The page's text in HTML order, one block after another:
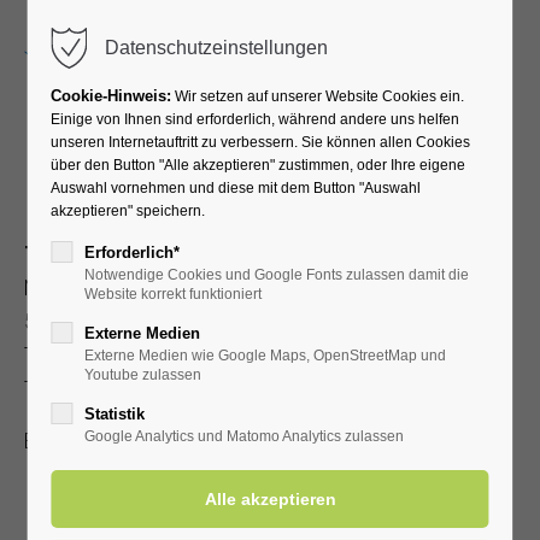
Newsletter bestellen
Tourist-Information
Nordstraße 2b
59597 Bad Westernkotten
Telefon: 0 29 43 . 976 58 10
Telefax: 0 29 43 . 976 58 14
Email: info@badwesternkotten.de
Datenschutzeinstellungen
Cookie-Hinweis: Wir setzen auf unserer Website Cookies ein.
Einige von Ihnen sind erforderlich, während andere uns helfen
unseren Internetauftritt zu verbessern. Sie können allen Cookies
über den Button "Alle akzeptieren" zustimmen, oder Ihre eigene
Auswahl vornehmen und diese mit dem Button "Auswahl
akzeptieren" speichern.
Erforderlich*
Notwendige Cookies und Google Fonts zulassen damit die
Website korrekt funktioniert
Externe Medien
Externe Medien wie Google Maps, OpenStreetMap und
Youtube zulassen
Statistik
Google Analytics und Matomo Analytics zulassen